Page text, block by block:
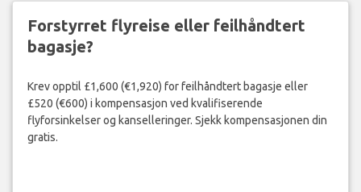
Forstyrret flyreise eller feilhåndtert
bagasje?
Krev opptil £1,600 (€1,920) for feilhåndtert bagasje eller
£520 (€600) i kompensasjon ved kvalifiserende
flyforsinkelser og kanselleringer. Sjekk kompensasjonen din
gratis.